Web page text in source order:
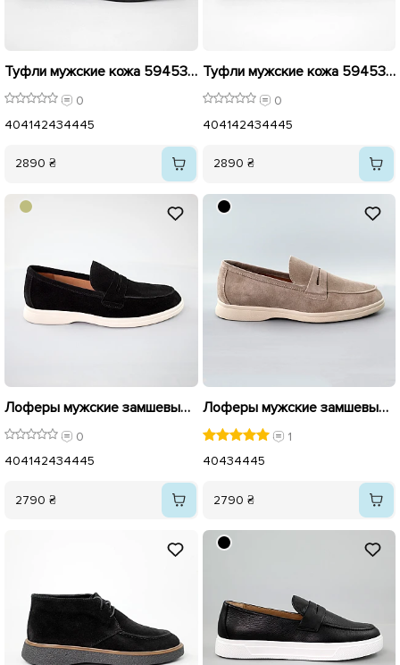
Туфли мужские кожа 594530 Черные
0
404142434445
2890 ₴
Туфли мужские кожа 594531 Черные
0
404142434445
2890 ₴
Лоферы мужские замшевые 592353 Черные
0
404142434445
2790 ₴
Лоферы мужские замшевые 591533 Бежевые
1
40434445
2790 ₴